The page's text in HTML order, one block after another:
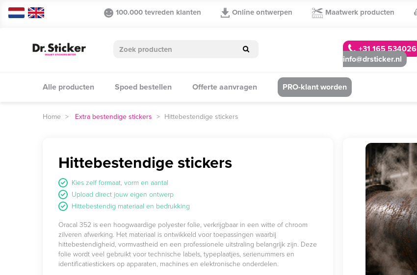
100.000 tevreden klanten Online ontwerpen Maatwerk producten
+31 165 534026
info@drsticker.nl
Alle producten Spoed bestellen Offerte aanvragen PRO-klant worden
Extra bestendige stickers Hittebestendige stickers
Hittebestendige stickers
Kies zelf formaat, vorm en aantal
Upload direct jouw eigen ontwerp
Hittebestendig materiaal en bedrukking
Oracal 352 is een hoogwaardige polyester folie, verkrijgbaar in een witte of chroom
zilveren afwerking. Het materiaal is ontwikkeld voor toepassingen waarbij
hittebestendigheid, vormvastheid en een professionele uitstraling belangrijk zijn. Deze
folie wordt veel gebruikt voor technische labels, typeplaatjes, serienummers en
identificatiestickers op apparaten, machines en elektronische onderdelen.